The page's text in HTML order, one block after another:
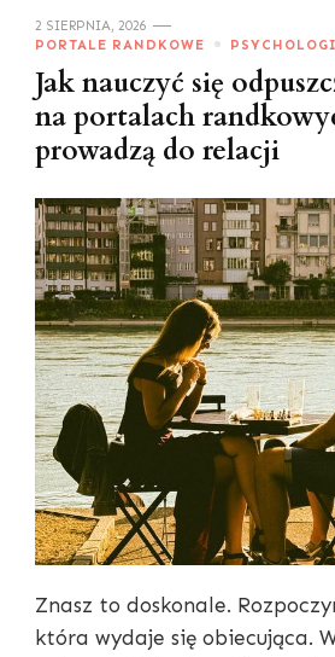
2 SIERPNIA, 2026
PORTALE RANDKOWE
Jak nauczyć się
na portalach
prowadzą do relacji
Znasz to doskonale.
która wydaje się obiecująca.